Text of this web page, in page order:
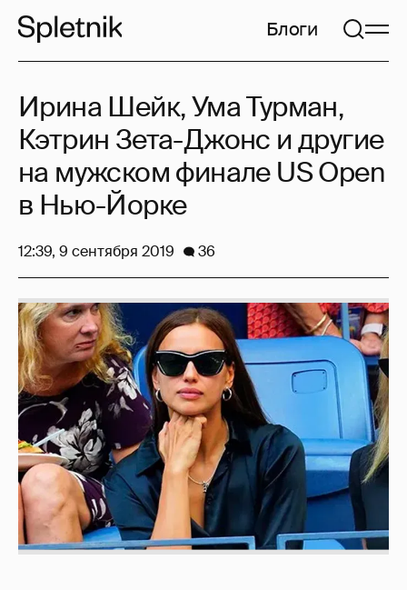
Блоги
Ирина Шейк, Ума Турман,
Кэтрин Зета-Джонс и другие
на мужском финале US Open
в Нью-Йорке
12:39, 9 сентября 2019 36